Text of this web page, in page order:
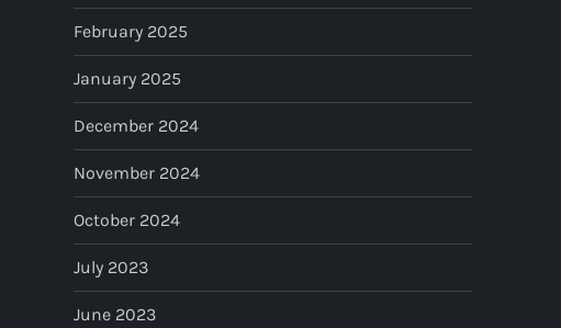
February 2025
January 2025
December 2024
November 2024
October 2024
July 2023
June 2023